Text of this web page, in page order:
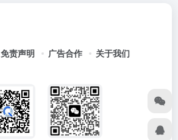
免责声明 广告合作 关于我们